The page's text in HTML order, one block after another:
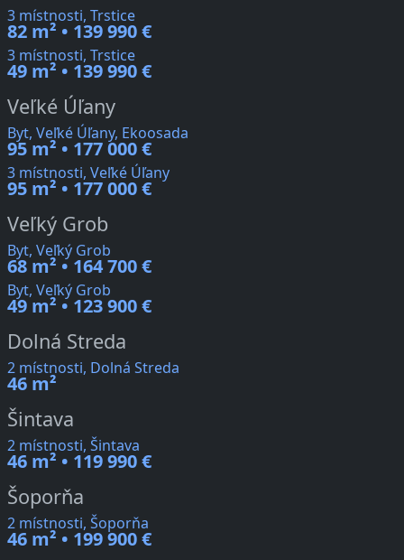
3 místnosti, Trstice
82 m² • 139 990 €
3 místnosti, Trstice
49 m² • 139 990 €
Veľké Úľany
Byt, Veľké Úľany, Ekoosada
95 m² • 177 000 €
3 místnosti, Veľké Úľany
95 m² • 177 000 €
Veľký Grob
Byt, Veľký Grob
68 m² • 164 700 €
Byt, Veľký Grob
49 m² • 123 900 €
Dolná Streda
2 místnosti, Dolná Streda
46 m²
Šintava
2 místnosti, Šintava
46 m² • 119 990 €
Šoporňa
2 místnosti, Šoporňa
46 m² • 199 900 €